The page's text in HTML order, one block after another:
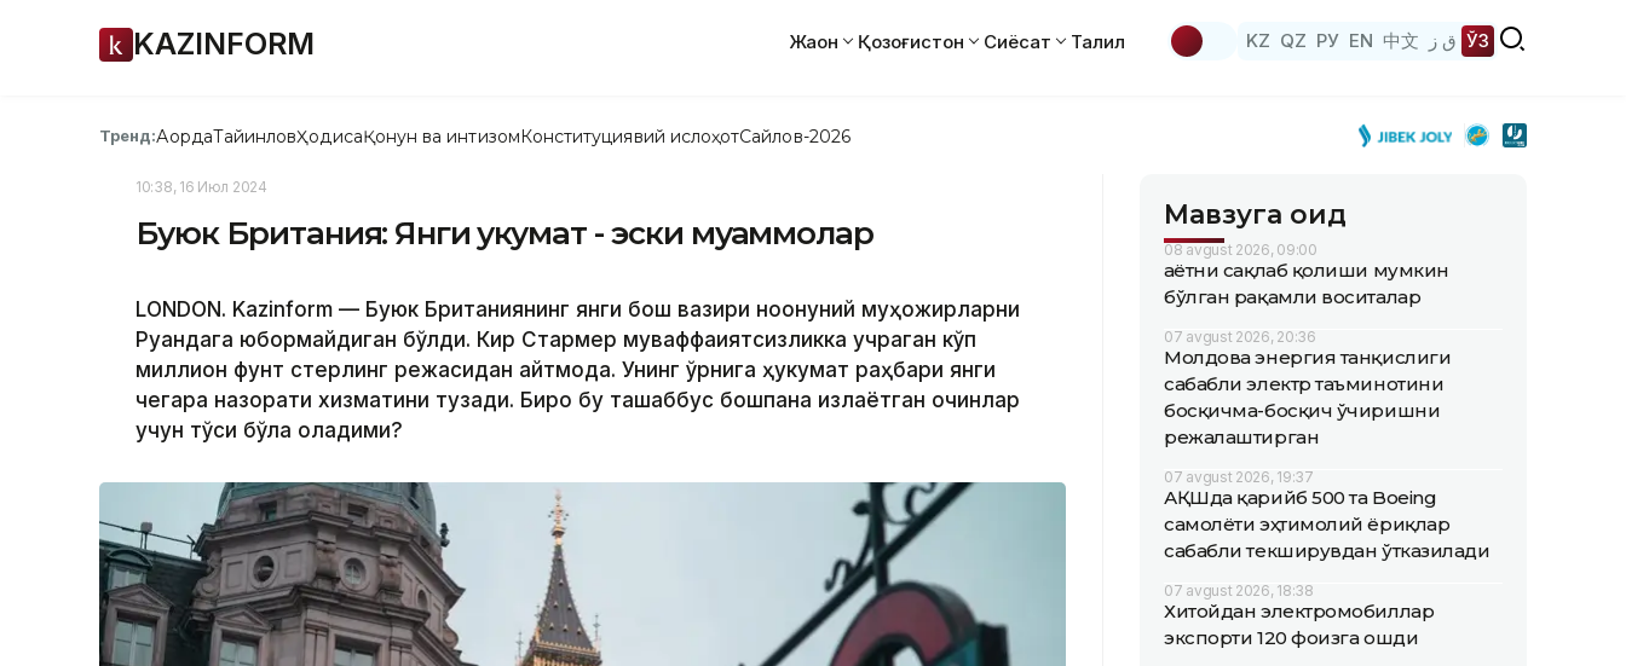
KAZINFORM Жаҳон Қозоғистон Сиёсат Таҳлил KZ QZ РУ EN 中文 ق ز ЎЗ
Тренд:АқордаТайинловҲодисаҚонун ва интизомКонституциявий ислоҳотСайлов-2026
10:38, 16 Июл 2024
Буюк Британия: Янги ҳукумат - эски муаммолар
LONDON. Kazinform — Буюк Британиянинг янги бош вазири ноқонуний муҳожирларни
Руандага юбормайдиган бўлди. Кир Стармер муваффақиятсизликка учраган кўп
миллион фунт стерлинг режасидан қайтмоқда. Унинг ўрнига ҳукумат раҳбари янги
чегара назорати хизматини тузади. Бироқ бу ташаббус бошпана излаётган қочқинлар
учун тўсиқ бўла оладими?
Мавзуга оид
08 avgust 2026, 09:00
Ҳаётни сақлаб қолиши мумкин
бўлган рақамли воситалар
07 avgust 2026, 20:36
Молдова энергия танқислиги
сабабли электр таъминотини
босқичма-босқич ўчиришни
режалаштирган
07 avgust 2026, 19:37
АҚШда қарийб 500 та Boeing
самолёти эҳтимолий ёриқлар
сабабли текширувдан ўтказилади
07 avgust 2026, 18:38
Хитойдан электромобиллар
экспорти 120 фоизга ошди